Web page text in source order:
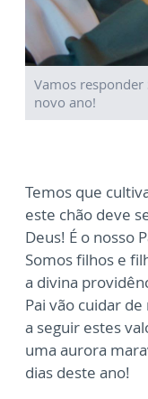
Vamos responder
novo ano!
Temos que
este chão deve
Deus! É o nosso
Somos filhos e
a divina
Pai vão cuidar
a seguir estes
uma aurora
dias deste ano!